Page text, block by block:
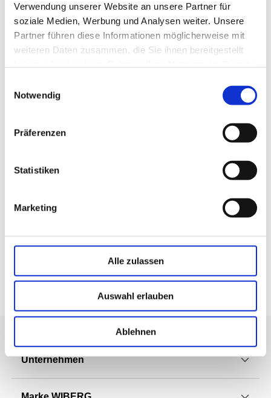
Verwendung unserer Website an unsere Partner für
soziale Medien, Werbung und Analysen weiter. Unsere
Partner führen diese Informationen möglicherweise mit
weiteren Daten zusammen, die Sie ihnen bereitgestellt
Notwendig
Präferenzen
Statistiken
Marketing
Alle zulassen
Auswahl erlauben
Ablehnen
Zubereitung
ZUBEREITUNG
Erdbeer-Cornflakes-Crumble
Joghurt mit Mandelmus glattrühren, die Soja-Sahne
unterheben und mit Vanille zuckersüß verfeinern.
Auf Facebook teilen
Allergene Bestandteile
Details zu Allergenen
Unternehmen